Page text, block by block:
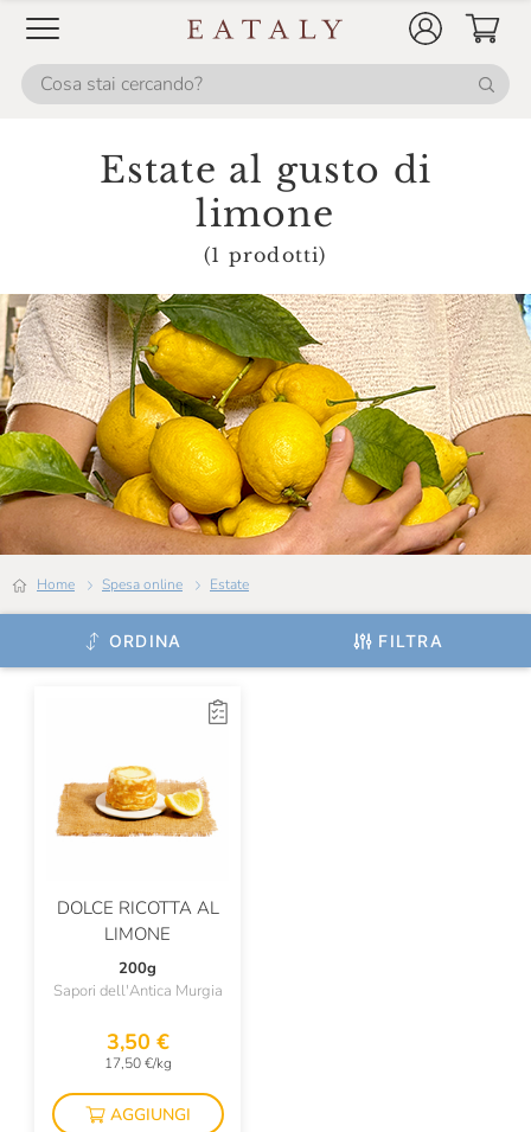
Estate al gusto di
limone
(1 prodotti)
Home Spesa online Estate
ORDINA FILTRA
DOLCE RICOTTA AL
LIMONE
200g
Sapori dell'Antica Murgia
3,50 €
17,50 €/kg
AGGIUNGI